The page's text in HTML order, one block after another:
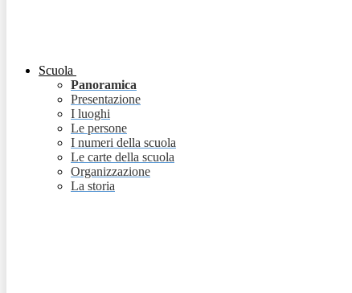
Scuola
Panoramica
Presentazione
I luoghi
Le persone
I numeri della scuola
Le carte della scuola
Organizzazione
La storia